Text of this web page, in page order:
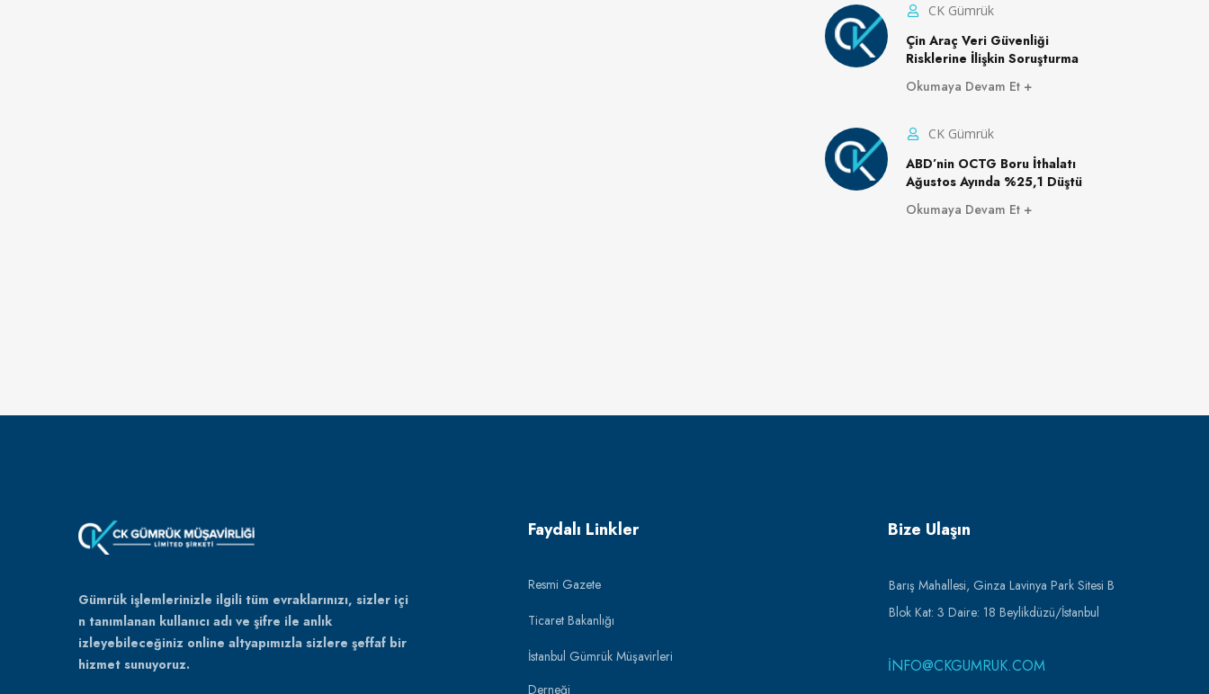
CK Gümrük
Çin Araç Veri Güvenliği
Risklerine İlişkin Soruşturma
Okumaya Devam Et
CK Gümrük
ABD’nin OCTG Boru İthalatı
Ağustos Ayında %25,1 Düştü
Okumaya Devam Et
Gümrük işlemlerinizle ilgili tüm evraklarınızı, sizler içi
n tanımlanan kullanıcı adı ve şifre ile anlık
izleyebileceğiniz online altyapımızla sizlere şeffaf bir
hizmet sunuyoruz.
Faydalı Linkler
Resmi Gazete
Ticaret Bakanlığı
İstanbul Gümrük Müşavirleri
Derneği
Bize Ulaşın
Barış Mahallesi, Ginza Lavinya Park Sitesi B
Blok Kat: 3 Daire: 18 Beylikdüzü/İstanbul
INFO@CKGUMRUK.COM